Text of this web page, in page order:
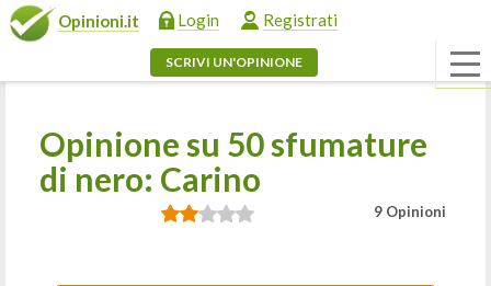
Opinioni.it Login Registrati
SCRIVI UN'OPINIONE
Opinione su 50 sfumature
di nero: Carino
9 Opinioni